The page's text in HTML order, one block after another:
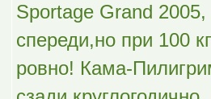
Sportage Grand
спереди,но при 100
ровно! Кама-